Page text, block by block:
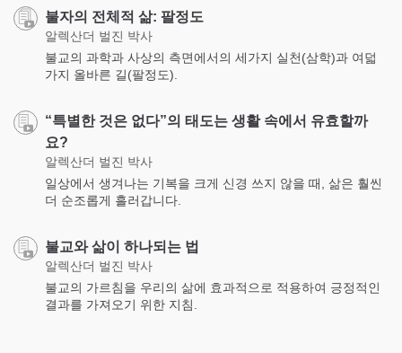
불자의 전체적 삶: 팔정도
알렉산더 벌진 박사
불교의 과학과 사상의 측면에서의 세가지 실천(삼학)과 여덟
가지 올바른 길(팔정도).
“특별한 것은 없다”의 태도는 생활 속에서 유효할까
요?
알렉산더 벌진 박사
일상에서 생겨나는 기복을 크게 신경 쓰지 않을 때, 삶은 훨씬
더 순조롭게 흘러갑니다.
불교와 삶이 하나되는 법
알렉산더 벌진 박사
불교의 가르침을 우리의 삶에 효과적으로 적용하여 긍정적인
결과를 가져오기 위한 지침.